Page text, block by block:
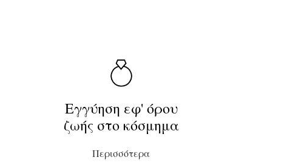
Εγγύηση εφ' όρου
ζωής στο κόσμημα
Περισσότερα